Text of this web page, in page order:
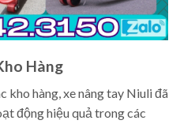
Hàng
hàng, xe nâng tay Niuli đã
động hiệu quả trong các